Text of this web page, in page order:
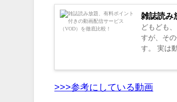
雑誌読み
どもども
すが、そ
す。 実は
>>>参考にしている動画